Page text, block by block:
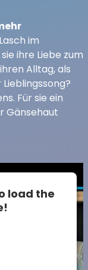
im
ihre Liebe zum
Alltag, als
Für sie ein
Gänsehaut
load the